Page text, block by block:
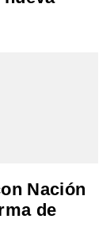
Nación
de